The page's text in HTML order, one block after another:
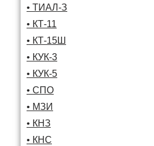
• ТИАЛ-З
• КТ-11
• КТ-15Ш
• КУК-3
• КУК-5
• СПО
• МЗИ
• КНЗ
• КНС